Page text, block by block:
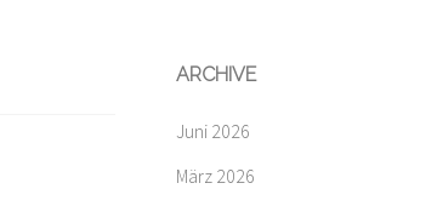
ARCHIVE
Juni 2026
März 2026